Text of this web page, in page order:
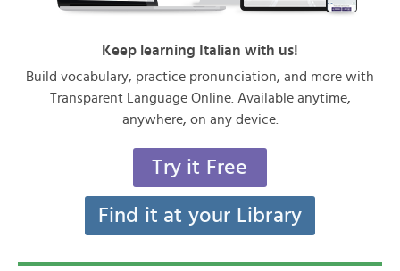
Keep learning Italian with us!
Build vocabulary, practice pronunciation, and more with
Transparent Language Online. Available anytime,
anywhere, on any device.
Try it Free
Find it at your Library